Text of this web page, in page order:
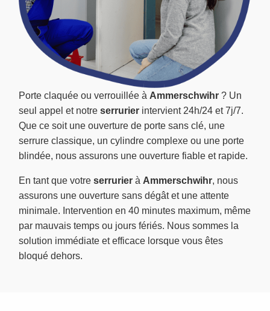
Porte claquée ou verrouillée à Ammerschwihr ? Un
seul appel et notre serrurier intervient 24h/24 et 7j/7.
Que ce soit une ouverture de porte sans clé, une
serrure classique, un cylindre complexe ou une porte
blindée, nous assurons une ouverture fiable et rapide.
En tant que votre serrurier à Ammerschwihr, nous
assurons une ouverture sans dégât et une attente
minimale. Intervention en 40 minutes maximum, même
par mauvais temps ou jours fériés. Nous sommes la
solution immédiate et efficace lorsque vous êtes
bloqué dehors.